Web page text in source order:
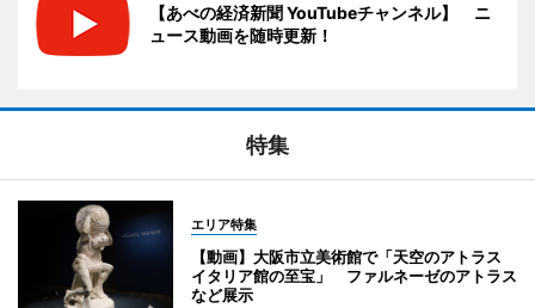
【あべの経済新聞 YouTubeチャンネル】 ニ
ュース動画を随時更新！
特集
エリア特集
【動画】大阪市立美術館で「天空のアトラス
イタリア館の至宝」 ファルネーゼのアトラス
など展示